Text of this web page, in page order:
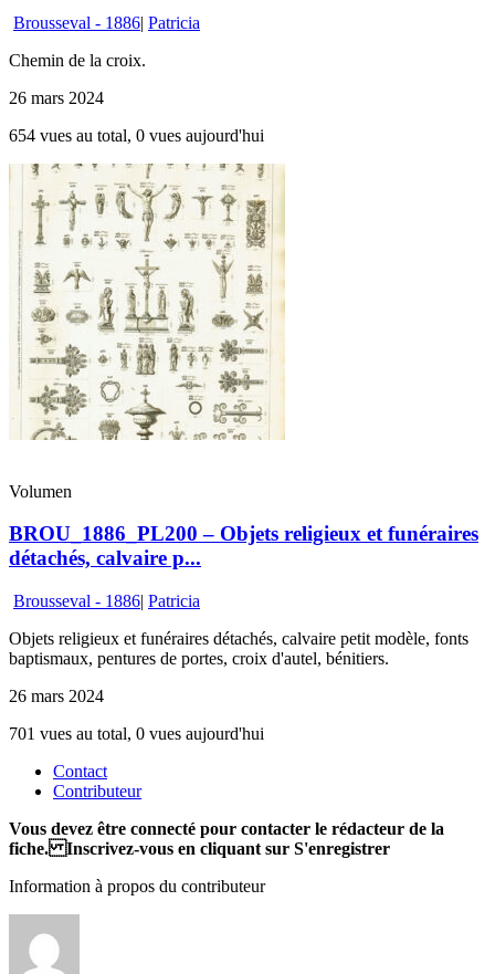
Brousseval - 1886| Patricia
Chemin de la croix.
26 mars 2024
654 vues au total, 0 vues aujourd'hui
Volumen
BROU_1886_PL200 – Objets religieux et funéraires
détachés, calvaire p...
Brousseval - 1886| Patricia
Objets religieux et funéraires détachés, calvaire petit modèle, fonts
baptismaux, pentures de portes, croix d'autel, bénitiers.
26 mars 2024
701 vues au total, 0 vues aujourd'hui
Contact
Contributeur
Vous devez être connecté pour contacter le rédacteur de la
fiche. Inscrivez-vous en cliquant sur S'enregistrer
Information à propos du contributeur